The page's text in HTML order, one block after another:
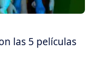
las 5 películas